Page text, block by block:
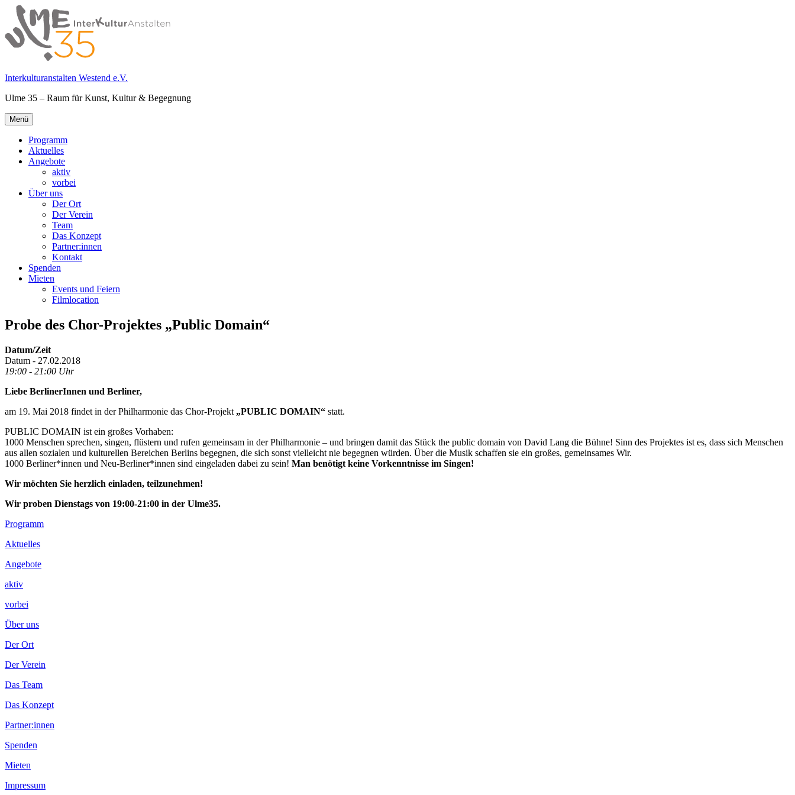
Springe
zum
Inhalt
Interkulturanstalten Westend e.V.
Ulme 35 – Raum für Kunst, Kultur & Begegnung
Primäres
Menü
Menü
Programm
Aktuelles
Angebote
aktiv
vorbei
Über uns
Der Ort
Der Verein
Team
Das Konzept
Partner:innen
Kontakt
Spenden
Mieten
Events und Feiern
Filmlocation
Probe des Chor-Projektes „Public Domain“
Datum/Zeit
Datum - 27.02.2018
19:00 - 21:00 Uhr
Liebe BerlinerInnen und Berliner,
am 19. Mai 2018 findet in der Philharmonie das Chor-Projekt „PUBLIC DOMAIN“ statt.
PUBLIC DOMAIN ist ein großes Vorhaben:
1000 Menschen sprechen, singen, flüstern und rufen gemeinsam in der Philharmonie – und bringen damit das Stück the public domain von David Lang die Bühne! Sinn des Projektes ist es, dass sich Menschen
aus allen sozialen und kulturellen Bereichen Berlins begegnen, die sich sonst vielleicht nie begegnen würden. Über die Musik schaffen sie ein großes, gemeinsames Wir.
1000 Berliner*innen und Neu-Berliner*innen sind eingeladen dabei zu sein! Man benötigt keine Vorkenntnisse im Singen!
Wir möchten Sie herzlich einladen, teilzunehmen!
Wir proben Dienstags von 19:00-21:00 in der Ulme35.
Footer
Inhalt
Programm
Aktuelles
Angebote
aktiv
vorbei
Über uns
Der Ort
Der Verein
Das Team
Das Konzept
Partner:innen
Spenden
Mieten
Impressum